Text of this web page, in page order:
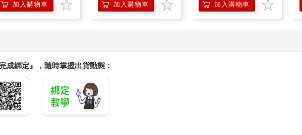
加入購物車
另有多瓶組優惠賣場
加入購物車 加入購物車
成綁定』，隨時掌握出貨動態：